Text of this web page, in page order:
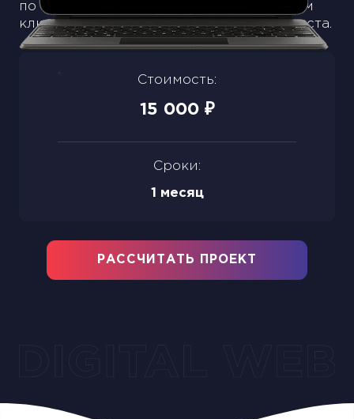
по одному объявлению на группу. Объём
ключевых слов для теста не превышает ста.
Стоимость:
15 000₽
Сроки:
1 месяц
РАССЧИТАТЬ ПРОЕКТ